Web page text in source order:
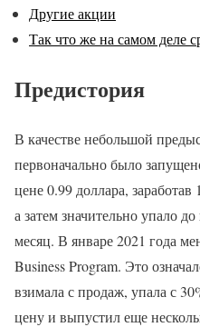
Другие акции
Так что же на самом деле
Предистория
В качестве небольшой
первоначально было
цене 0.99 доллара,
а затем значительно упало
месяц. В январе 2021 года
Business Program. Это
взимала с продаж, упала с
цену и выпустил еще